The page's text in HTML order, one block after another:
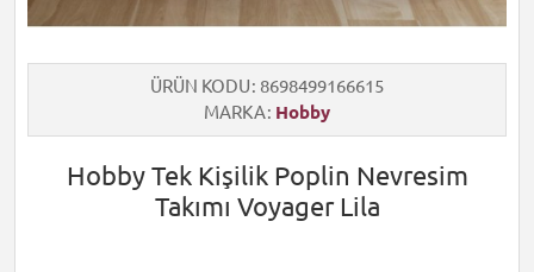
ÜRÜN KODU 8698499166615
MARKA Hobby
Hobby Tek Kişilik Poplin Nevresim
Takımı Voyager Lila